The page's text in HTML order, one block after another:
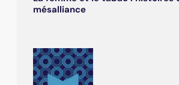
mésalliance